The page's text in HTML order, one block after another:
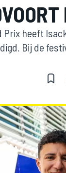
heeft
Bij de